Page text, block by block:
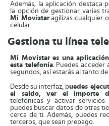
Además, la aplicación destaca
la opción de gestionar varias
Mi Movistaragilizas cualquier
celular.
Gestiona tu línea
Mi Movistar es una
esta telefonía. Puedes
segundos, así estarás al tanto
Desde su interfaz, puedes
el saldo, ver el importe
telefónicas y activar servicios
puedes buscar datos de otras
cerca de ti. Además, puedes
terceros, que sean prepago.